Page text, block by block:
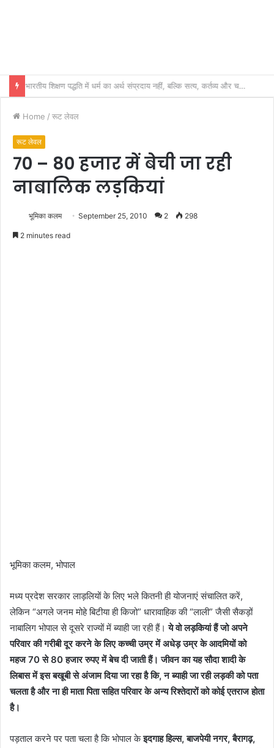
Home / रूट लेवल
रूट लेवल
70 – 80 हजार में बेची जा रही
नाबालिक लड़कियां
भूमिका कलम September 25, 2010 2 298
2 minutes read
भूमिका कलम, भोपाल
मध्य प्रदेश सरकार लाड़लियों के लिए भले कितनी ही योजनाएं संचालित करें,
लेकिन “अगले जनम मोहे बिटीया ही किजो” धारावाहिक की “लाली” जैसी सैकड़ों
नाबालिग भोपाल से दूसरे राज्यों में ब्याही जा रही हैं।ये वो लड़कियां हैं जो अपने
परिवार की गरीबी दूर करने के लिए कच्ची उम्र में अधेड़ उम्र के आदमियों को
महज 70से80हजार रुपए में बेच दी जाती हैं। जीवन का यह सौदा शादी के
लिबास में इस बखूबी से अंजाम दिया जा रहा है कि,न ब्याही जा रही लड़की को पता
चलता है और ना ही माता पिता सहित परिवार के अन्य रिश्तेदारों को कोई एतराज होता
है।
पड़ताल करने पर पता चला है कि भोपाल केइदगाह हिल्स,बाजपेयी नगर,बैरागढ़,